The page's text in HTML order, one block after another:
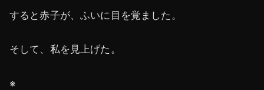
すると赤子が、ふいに目を覚ました。
そして、私を見上げた。
※